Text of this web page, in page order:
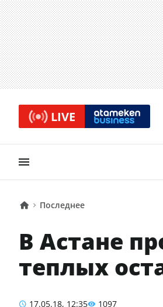
LIVE
Последнее
В Астане
теплых
17.05.18, 12:35 1097